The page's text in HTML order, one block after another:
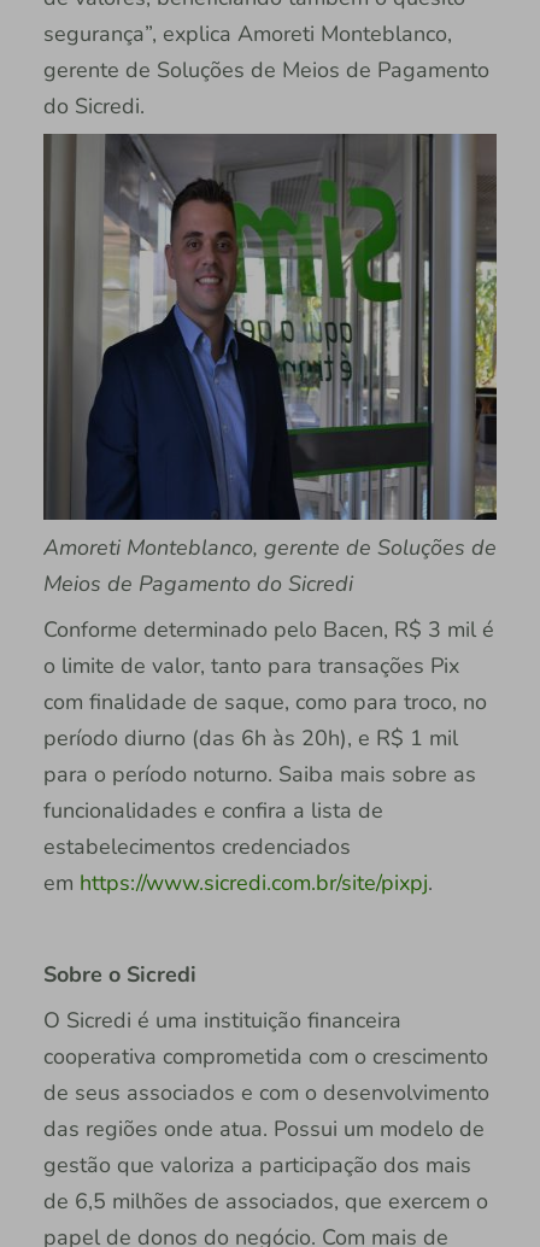
segurança”, explica Amoreti Monteblanco,
gerente de Soluções de Meios de Pagamento
do Sicredi.
Amoreti Monteblanco, gerente de Soluções de
Meios de Pagamento do Sicredi
Conforme determinado pelo Bacen, R$ 3 mil é
o limite de valor, tanto para transações Pix
com finalidade de saque, como para troco, no
período diurno (das 6h às 20h), e R$ 1 mil
para o período noturno. Saiba mais sobre as
funcionalidades e confira a lista de
estabelecimentos credenciados
em https://www.sicredi.com.br/site/pixpj.
Sobre o Sicredi
O Sicredi é uma instituição financeira
cooperativa comprometida com o crescimento
de seus associados e com o desenvolvimento
das regiões onde atua. Possui um modelo de
gestão que valoriza a participação dos mais
de 6,5 milhões de associados, que exercem o
papel de donos do negócio. Com mais de